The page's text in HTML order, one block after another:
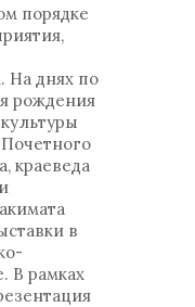
порядке
На днях по
рождения
краеведа
в
В рамках